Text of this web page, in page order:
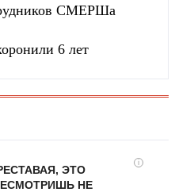
СМЕРШа
6 лет
i
ЭТО
НЕ